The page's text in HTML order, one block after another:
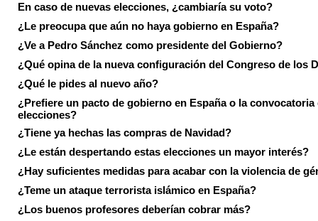
En caso de nuevas elecciones, ¿cambiaría su voto?
¿Le preocupa que aún no haya gobierno en España?
¿Ve a Pedro Sánchez como presidente del Gobierno?
¿Qué opina de la nueva configuración del Congreso de los
¿Qué le pides al nuevo año?
¿Prefiere un pacto de gobierno en España o la convocatoria
elecciones?
¿Tiene ya hechas las compras de Navidad?
¿Le están despertando estas elecciones un mayor interés?
¿Hay suficientes medidas para acabar con la violencia de
¿Teme un ataque terrorista islámico en España?
¿Los buenos profesores deberían cobrar más?